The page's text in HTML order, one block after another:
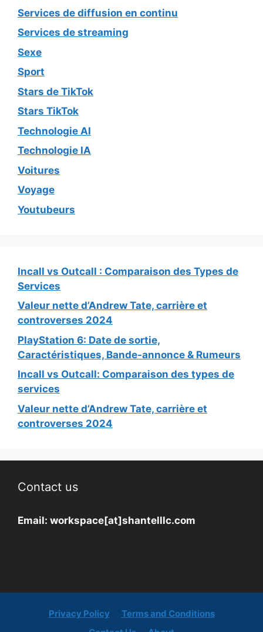
Services de diffusion en continu
Services de streaming
Sexe
Sport
Stars de TikTok
Stars TikTok
Technologie AI
Technologie IA
Voitures
Voyage
Youtubeurs
Incall vs Outcall : Comparaison des Types de
Services
Valeur nette d’Andrew Tate, carrière et
controverses 2024
PlayStation 6: Date de sortie,
Caractéristiques, Bande-annonce & Rumeurs
Incall vs Outcall: Comparaison des types de
services
Valeur nette d’Andrew Tate, carrière et
controverses 2024
Contact us
Email: workspace[at]shantelllc.com
Privacy Policy
Terms and Conditions